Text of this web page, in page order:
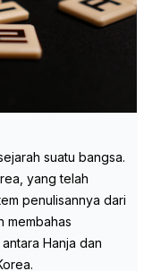
suatu bangsa.
yang telah
penulisannya dari
membahas
Hanja dan